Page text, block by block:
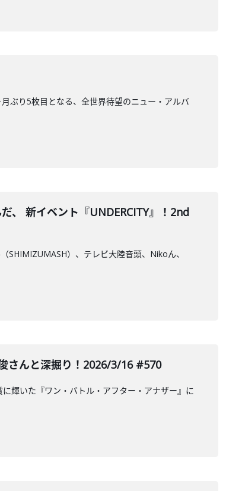
ぶり5枚目となる、全世界待望のニュー・アルバ
、 新イベント『UNDERCITY』！2nd
SHIMIZUMASH）、テレビ大陸音頭、Nikoん、
さんと深掘り！2026/3/16 #570
輝いた『ワン・バトル・アフター・アナザー』に